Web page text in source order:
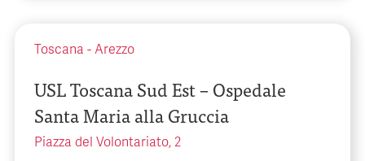
Toscana - Arezzo
USL Toscana Sud Est – Ospedale
Santa Maria alla Gruccia
Piazza del Volontariato, 2